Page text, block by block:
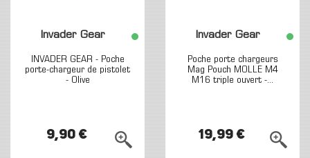
Invader Gear
INVADER GEAR - Poche
porte-chargeur de pistolet
- Olive
9,90 €
Invader Gear
Poche porte chargeurs
Mag Pouch MOLLE M4
M16 triple ouvert -...
19,99 €